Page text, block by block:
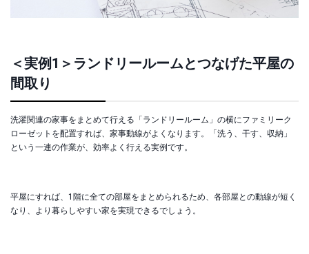
＜実例1＞ランドリールームとつなげた平屋の
間取り
洗濯関連の家事をまとめて行える「ランドリールーム」の横にファミリーク
ローゼットを配置すれば、家事動線がよくなります。「洗う、干す、収納」
という一連の作業が、効率よく行える実例です。
平屋にすれば、1階に全ての部屋をまとめられるため、各部屋との動線が短く
なり、より暮らしやすい家を実現できるでしょう。